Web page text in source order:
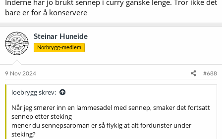
Inderne har jo brukt sennep i curry ganske lenge. Tror ikke det
bare er for å konservere
Steinar Huneide
Norbrygg-medlem
9 Nov 2024 #688
loebrygg skrev:
Når jeg smører inn en lammesadel med sennep, smaker det fortsatt
sennep etter steking
mener du sennepsaroman er så flykig at alt fordunster under
steking?